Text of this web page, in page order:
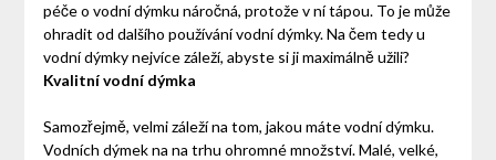
péče o vodní dýmku náročná, protože v ní tápou. To je může
ohradit od dalšího používání vodní dýmky. Na čem tedy u
vodní dýmky nejvíce záleží, abyste si ji maximálně užili?
Kvalitní vodní dýmka
Samozřejmě, velmi záleží na tom, jakou máte vodní dýmku.
Vodních dýmek na na trhu ohromné množství. Malé, velké,